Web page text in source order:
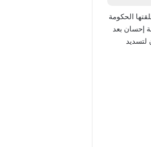
الحكومة
إحسان بعد
لتسديد